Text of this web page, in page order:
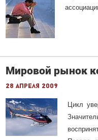
Мировой рынок
28 апреля 2009
Цикл